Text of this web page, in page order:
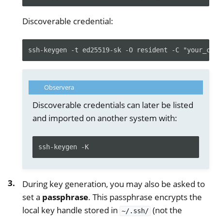
Discoverable credential:
ssh-keygen -t ed25519-sk -O resident -C
Observera
Discoverable credentials can later be listed
and imported on another system with:
ssh-keygen -K
During key generation, you may also be asked to
set a passphrase. This passphrase encrypts the
local key handle stored in ~/.ssh/ (not the